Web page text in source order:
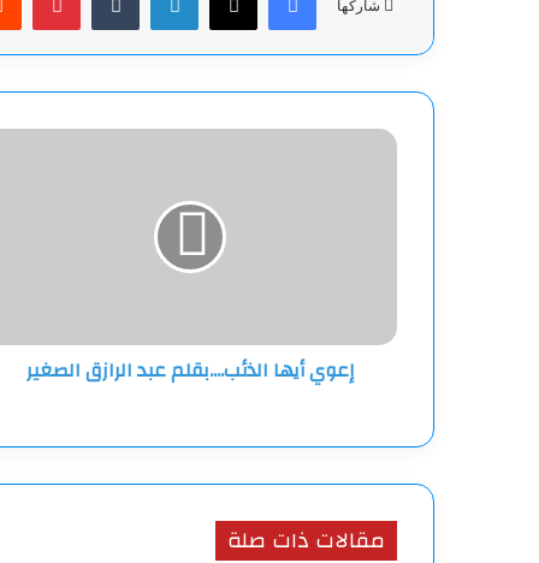
شاركها
إعوي
إعوي أيها الذئب....بقلم عبد الرازق الصغير
مقالات ذات صلة